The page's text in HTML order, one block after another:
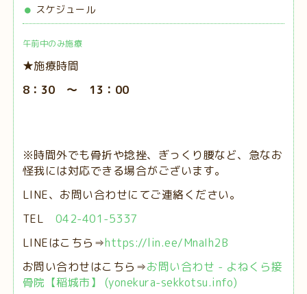
スケジュール
午前中のみ施療
★施療時間
8：30 ～ 13：00
※時間外でも骨折や捻挫、ぎっくり腰など、急なお
怪我には対応できる場合がございます。
LINE、お問い合わせにてご連絡ください。
TEL 042-401-5337
LINEはこちら⇒https://lin.ee/MnaIh2B
お問い合わせはこちら⇒お問い合わせ - よねくら接
骨院【稲城市】 (yonekura-sekkotsu.info)